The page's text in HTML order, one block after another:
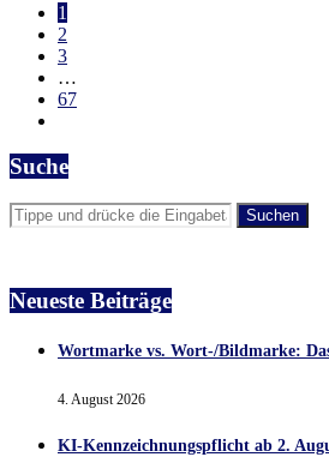
1
2
3
…
67
Suche
Neueste Beiträge
Wortmarke vs. Wort-/Bildmarke:
4. August 2026
KI-Kennzeichnungspflicht ab 2.